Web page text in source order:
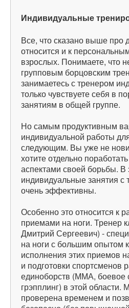
Индивидуальные
Все, что сказано выше про
относится и к
взрослых. Понимаете, что
групповым борцовским
занимаетесь с тренером
только чувствуете себя в
занятиям в общей группе.
Но самым продуктивным
индивидуальной работы
следующим. Вы уже не
хотите отдельно
аспектами своей борьбы. В
индивидуальные занятия с
очень эффективны.
Особенно это относится к
приемами на ноги. Тренер
Дмитрий Сергеевич) -
на ноги с большим опытом
исполнения этих приемов
и подготовки спортсменов
единоборств (ММА, боевое
грэпплинг) в этой области.
проверена временем и